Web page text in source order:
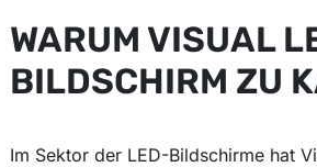
WARUM VISUAL
BILDSCHIRM ZU
Im Sektor der LED-Bildschirme hat